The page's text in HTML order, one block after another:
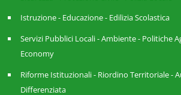
Istruzione - Educazione - Edilizia Scolastica
Servizi Pubblici Locali - Ambiente - Politiche
Economy
Riforme Istituzionali - Riordino Territoriale -
Differenziata